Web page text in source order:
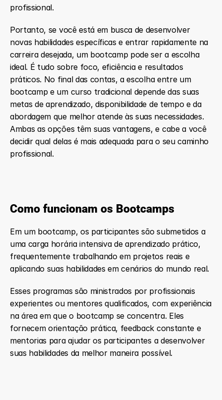
profissional.
Portanto, se você está em busca de desenvolver
novas habilidades específicas e entrar rapidamente na
carreira desejada, um bootcamp pode ser a escolha
ideal. É tudo sobre foco, eficiência e resultados
práticos. No final das contas, a escolha entre um
bootcamp e um curso tradicional depende das suas
metas de aprendizado, disponibilidade de tempo e da
abordagem que melhor atende às suas necessidades.
Ambas as opções têm suas vantagens, e cabe a você
decidir qual delas é mais adequada para o seu caminho
profissional.
Como funcionam os Bootcamps
Em um bootcamp, os participantes são submetidos a
uma carga horária intensiva de aprendizado prático,
frequentemente trabalhando em projetos reais e
aplicando suas habilidades em cenários do mundo real.
Esses programas são ministrados por profissionais
experientes ou mentores qualificados, com experiência
na área em que o bootcamp se concentra. Eles
fornecem orientação prática, feedback constante e
mentorias para ajudar os participantes a desenvolver
suas habilidades da melhor maneira possível.